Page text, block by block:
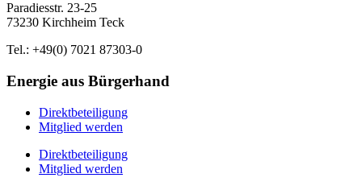
Paradiesstr. 23-25
73230 Kirchheim Teck
Tel.: +49(0) 7021 87303-0
Energie aus Bürgerhand
Direktbeteiligung
Mitglied werden
Direktbeteiligung
Mitglied werden